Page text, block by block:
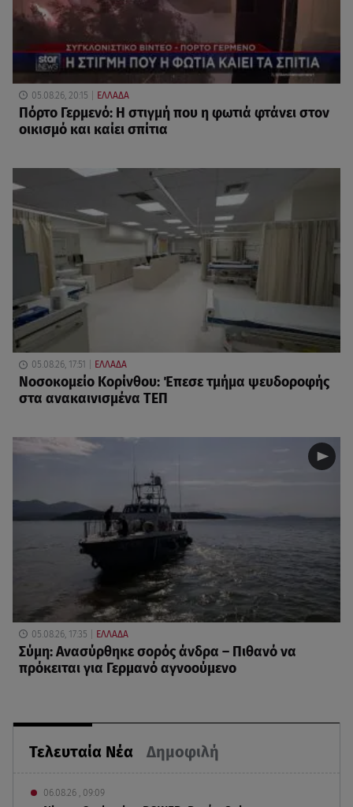
Τελευταία Νέα Δημοφιλή
06.08.26 , 09:09
05.08.26, 20:15 ΕΛΛΑΔΑ
Πόρτο Γερμενό: Η στιγμή που η φωτιά φτάνει στον
οικισμό και καίει σπίτια
05.08.26, 17:51 ΕΛΛΑΔΑ
Νοσοκομείο Κορίνθου: Έπεσε τμήμα ψευδοροφής
στα ανακαινισμένα ΤΕΠ
05.08.26, 17:35 ΕΛΛΑΔΑ
Σύμη: Ανασύρθηκε σορός άνδρα – Πιθανό να
πρόκειται για Γερμανό αγνοούμενο